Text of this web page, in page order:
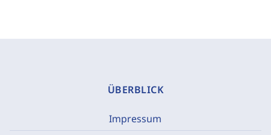
ÜBERBLICK
Impressum